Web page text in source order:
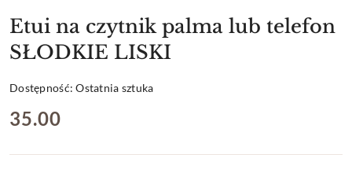
Etui na czytnik palma lub telefon
SŁODKIE LISKI
Dostępność:Ostatnia sztuka
cena:
35.00